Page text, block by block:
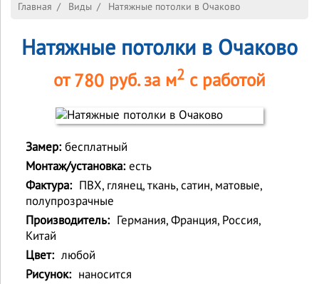
Главная / Виды / Натяжные потолки в Очаково
Натяжные потолки в Очаково
от 780руб. за м2с работой
Замер:бесплатный
Монтаж/установка:есть
Фактура: ПВХ, глянец, ткань, сатин, матовые,
полупрозрачные
Производитель: Германия, Франция, Россия,
Китай
Цвет: любой
Рисунок: наносится